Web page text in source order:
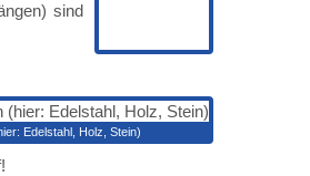
sind
Edelstahl, Holz, Stein)